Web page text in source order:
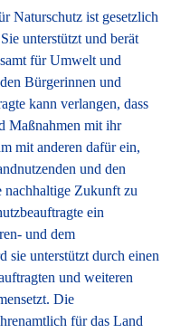
Naturschutz ist gesetzlich
unterstützt und berät
für Umwelt und
Bürgerinnen und
kann verlangen, dass
Maßnahmen mit ihr
mit anderen dafür ein,
und den
Zukunft zu
ein
und dem
sie unterstützt durch einen
und weiteren
Die
für das Land